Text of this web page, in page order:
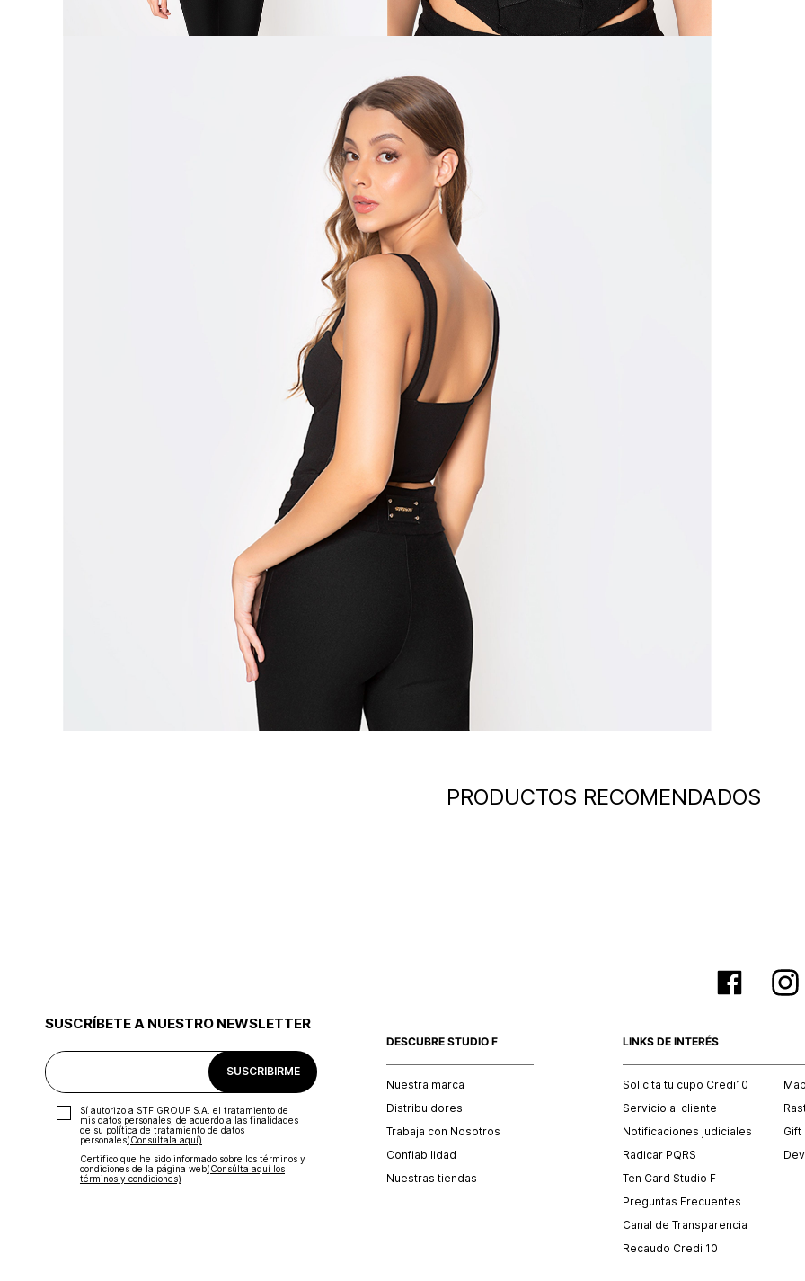
PRODUCTOS RECOMENDADOS
SUSCRÍBETE A NUESTRO NEWSLETTER
SUSCRIBIRME
Sí autorizo a STF GROUP S.A. el tratamiento de
mis datos personales, de acuerdo a las finalidades
de su política de tratamiento de datos
personales‎(Consúltala aquí)
Certifico que he sido informado sobre los términos y
condiciones de la página web‎(Consúlta aquí los
términos y condiciones)
DESCUBRE STUDIO F
Nuestra marca
Distribuidores
Trabaja con Nosotros
Confiabilidad
Nuestras tiendas
LINKS DE INTERÉS
Solicita tu cupo Credi10
Servicio al cliente
Notificaciones judiciales
Radicar PQRS
Ten Card Studio F
Preguntas Frecuentes
Canal de Transparencia
Recaudo Credi 10
Gift